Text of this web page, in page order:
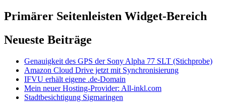
Primärer Seitenleisten Widget-Bereich
Neueste Beiträge
Genauigkeit des GPS der Sony Alpha 77 SLT (Stichprobe)
Amazon Cloud Drive jetzt mit Synchronisierung
IFVU erhält eigene .de-Domain
Mein neuer Hosting-Provider: All-inkl.com
Stadtbesichtigung Sigmaringen